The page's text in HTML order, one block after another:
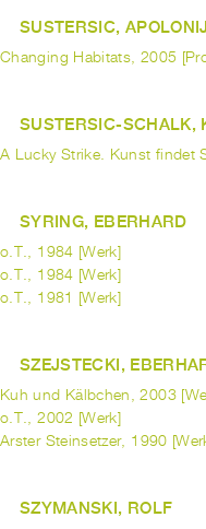
SUSTERSIC,
Changing Habitats, 2005
SUSTERSIC-SCHALK,
A Lucky Strike. Kunst findet
SYRING, EBERHARD
o.T., 1984 [Werk]
o.T., 1984 [Werk]
o.T., 1981 [Werk]
SZEJSTECKI,
Kuh und Kälbchen, 2003
o.T., 2002 [Werk]
Arster Steinsetzer, 1990
SZYMANSKI, ROLF